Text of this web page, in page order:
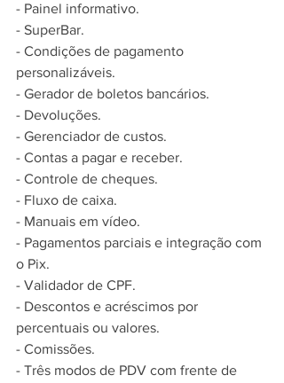
- Painel informativo.
- SuperBar.
- Condições de pagamento
personalizáveis.
- Gerador de boletos bancários.
- Devoluções.
- Gerenciador de custos.
- Contas a pagar e receber.
- Controle de cheques.
- Fluxo de caixa.
- Manuais em vídeo.
- Pagamentos parciais e integração com
o Pix.
- Validador de CPF.
- Descontos e acréscimos por
percentuais ou valores.
- Comissões.
- Três modos de PDV com frente de